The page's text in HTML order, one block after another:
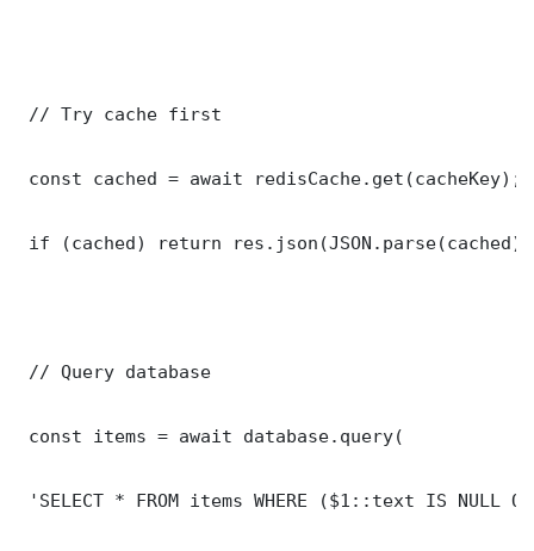
// Try cache first
const cached = await redisCache.get(cacheKey);
if (cached) return
// Query database
const items = await database.query(
'SELECT * FROM items WHERE ($1::text IS NULL